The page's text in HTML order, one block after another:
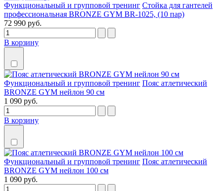
Функциональный и групповой тренинг Стойка для гантелей
профессиональная BRONZE GYM BR-1025, (10 пар)
72 990 руб.
В корзину
Функциональный и групповой тренинг Пояс атлетический
BRONZE GYM нейлон 90 см
1 090 руб.
В корзину
Функциональный и групповой тренинг Пояс атлетический
BRONZE GYM нейлон 100 см
1 090 руб.